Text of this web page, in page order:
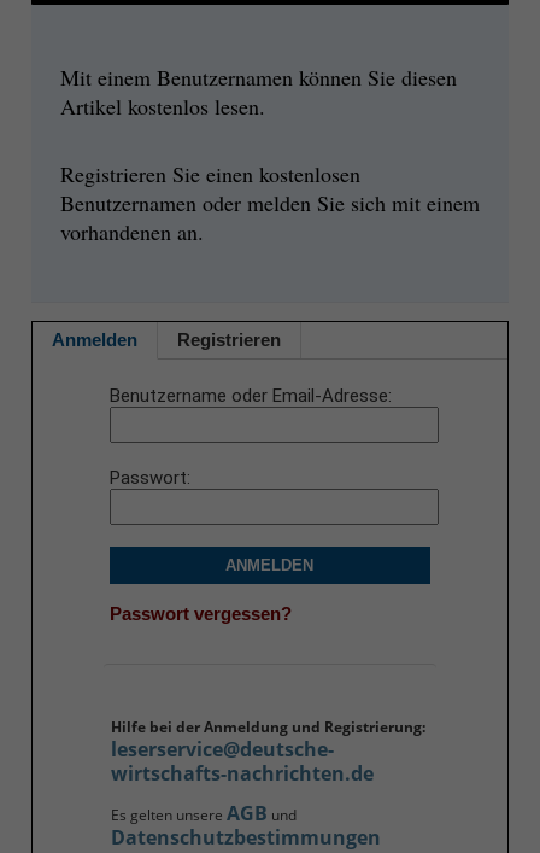
Mit einem Benutzernamen können Sie diesen
Artikel kostenlos lesen.
Registrieren Sie einen kostenlosen
Benutzernamen oder melden Sie sich mit einem
vorhandenen an.
Anmelden Registrieren
Benutzername oder Email-Adresse
Passwort
ANMELDEN
Passwort vergessen?
Hilfe bei der Anmeldung und Registrierung:
leserservice@deutsche-
wirtschafts-nachrichten.de
Es gelten unsere AGB und
Datenschutzbestimmungen